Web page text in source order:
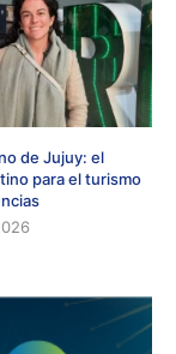
de Jujuy: el
para el turismo